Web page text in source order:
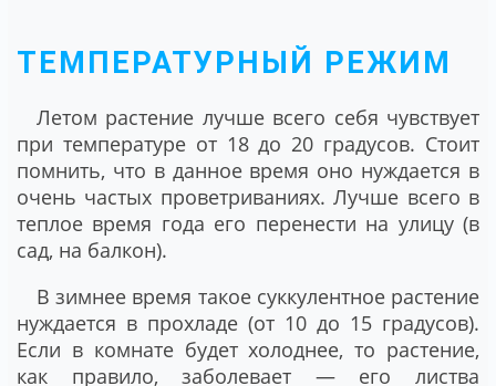
ТЕМПЕРАТУРНЫЙ РЕЖИМ
Летом растение лучше всего себя чувствует
при температуре от 18 до 20 градусов. Стоит
помнить, что в данное время оно нуждается в
очень частых проветриваниях. Лучше всего в
теплое время года его перенести на улицу (в
сад, на балкон).
В зимнее время такое суккулентное растение
нуждается в прохладе (от 10 до 15 градусов).
Если в комнате будет холоднее, то растение,
как правило, заболевает ― его листва